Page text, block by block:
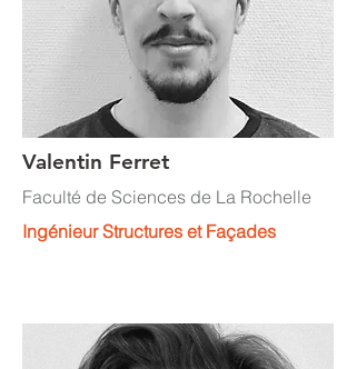
Valentin Ferret
Faculté de Sciences de La Rochelle
Ingénieur Structures et Façades